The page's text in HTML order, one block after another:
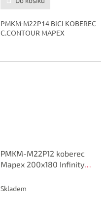
PMKM-M22P14 BICI KOBEREC
C.CONTOUR MAPEX
PMKM-M22P12 koberec
Mapex 200x180 Infinity
Skladem